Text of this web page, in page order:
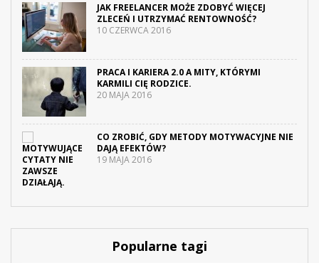
JAK FREELANCER MOŻE ZDOBYĆ WIĘCEJ
ZLECEŃ I UTRZYMAĆ RENTOWNOŚĆ?
10 CZERWCA 2016
PRACA I KARIERA 2.0 A MITY, KTÓRYMI
KARMILI CIĘ RODZICE.
20 MAJA 2016
CO ZROBIĆ, GDY METODY MOTYWACYJNE NIE
DAJĄ EFEKTÓW?
19 MAJA 2016
Popularne tagi